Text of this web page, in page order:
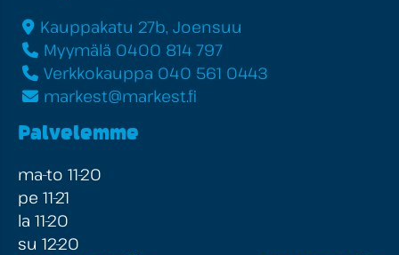
Kauppakatu 27b, Joensuu
Myymälä 0400 814 797
Verkkokauppa 040 561 0443
markest@markest.fi
Palvelemme
ma-to 11-20
pe 11-21
la 11-20
su 12-20